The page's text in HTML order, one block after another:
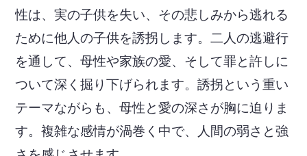
性は、実の子供を失い、その悲しみから逃れる
ために他人の子供を誘拐します。二人の逃避行
を通して、母性や家族の愛、そして罪と許しに
ついて深く掘り下げられます。誘拐という重い
テーマながらも、母性と愛の深さが胸に迫りま
す。複雑な感情が渦巻く中で、人間の弱さと強